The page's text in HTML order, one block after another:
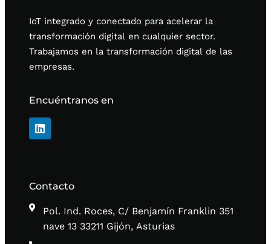
IoT integrado y conectado para acelerar la
transformación digital en cualquier sector.
Trabajamos en la transformación digital de las
empresas.
Encuéntranos en
Contacto
Pol. Ind. Roces, C/ Benjamín Franklin 351
nave 13 33211 Gijón, Asturias